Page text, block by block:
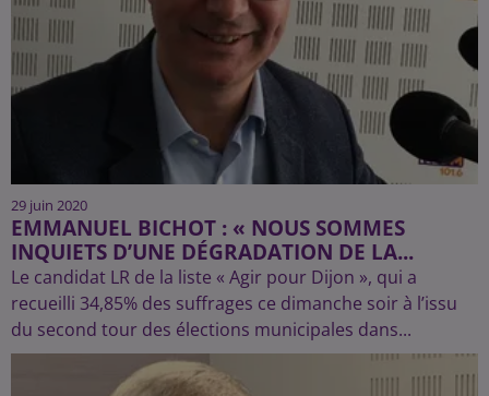
29 juin 2020
EMMANUEL BICHOT : « NOUS SOMMES
INQUIETS D’UNE DÉGRADATION DE LA...
Le candidat LR de la liste « Agir pour Dijon », qui a
recueilli 34,85% des suffrages ce dimanche soir à l’issu
du second tour des élections municipales dans...